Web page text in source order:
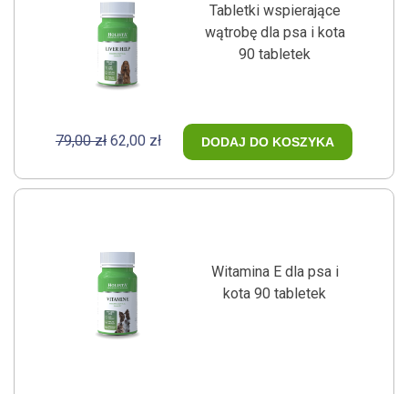
79,00 zł 62,00 zł DODAJ DO KOSZYKA
Tabletki wspierające
wątrobę dla psa i kota
90 tabletek
Witamina E dla psa i
kota 90 tabletek